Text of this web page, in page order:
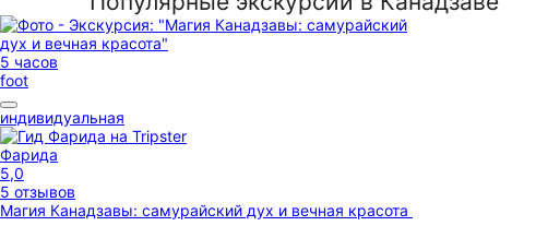
5 часов
foot
индивидуальная
Фарида
5,0
5 отзывов
Магия Канадзавы: самурайский дух и вечная красота